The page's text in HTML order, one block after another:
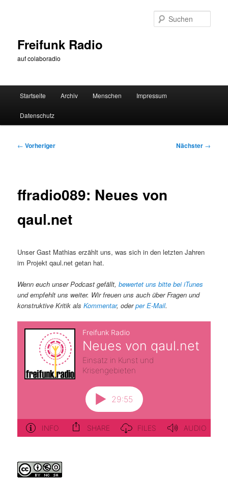
Freifunk Radio
auf colaboradio
Startseite Archiv Menschen Impressum
Datenschutz
Beitragsnavigation
← Vorheriger Nächster →
ffradio089: Neues von
qaul.net
Unser Gast Mathias erzählt uns, was sich in den letzten Jahren
im Projekt qaul.net getan hat.
Wenn euch unser Podcast gefällt,bewertet uns bitte bei iTunes
und empfehlt uns weiter. Wir freuen uns auch über Fragen und
konstruktive Kritik alsKommentar, oderper E-Mail.